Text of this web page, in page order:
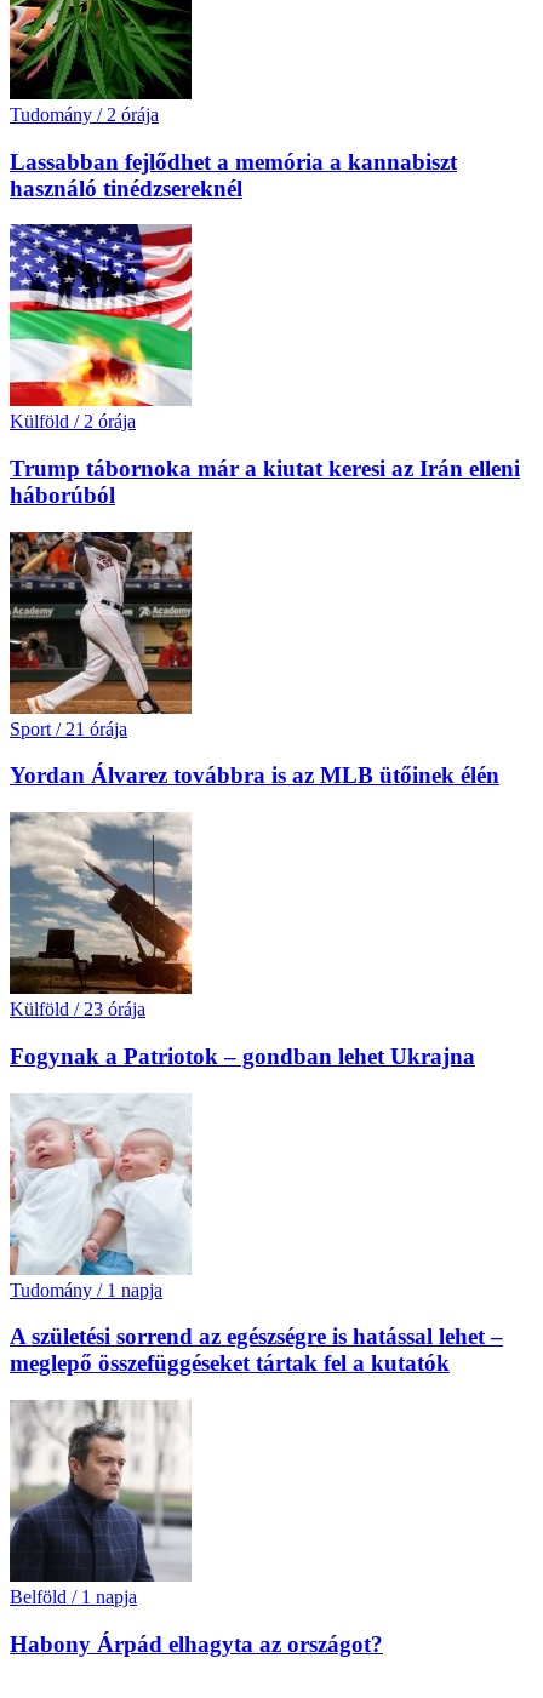
Tudomány / 2 órája
Lassabban fejlődhet a memória a kannabiszt
használó tinédzsereknél
Külföld / 2 órája
Trump tábornoka már a kiutat keresi az Irán elleni
háborúból
Sport / 21 órája
Yordan Álvarez továbbra is az MLB ütőinek élén
Külföld / 23 órája
Fogynak a Patriotok – gondban lehet Ukrajna
Tudomány / 1 napja
A születési sorrend az egészségre is hatással lehet –
meglepő összefüggéseket tártak fel a kutatók
Belföld / 1 napja
Habony Árpád elhagyta az országot?